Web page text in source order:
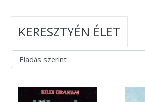
KERESZTYÉN ÉLET